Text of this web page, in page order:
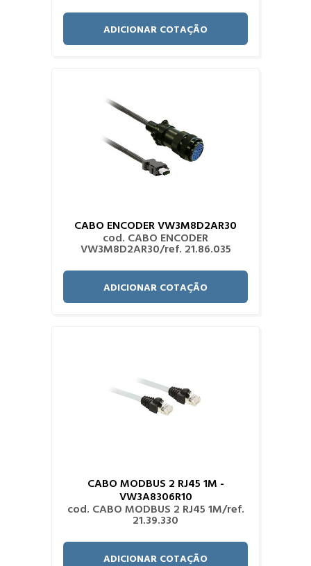
ADICIONAR COTAÇÃO
CABO ENCODER VW3M8D2AR30
cod. CABO ENCODER
VW3M8D2AR30/ref. 21.86.035
ADICIONAR COTAÇÃO
CABO MODBUS 2 RJ45 1M -
VW3A8306R10
cod. CABO MODBUS 2 RJ45 1M/ref.
21.39.330
ADICIONAR COTAÇÃO